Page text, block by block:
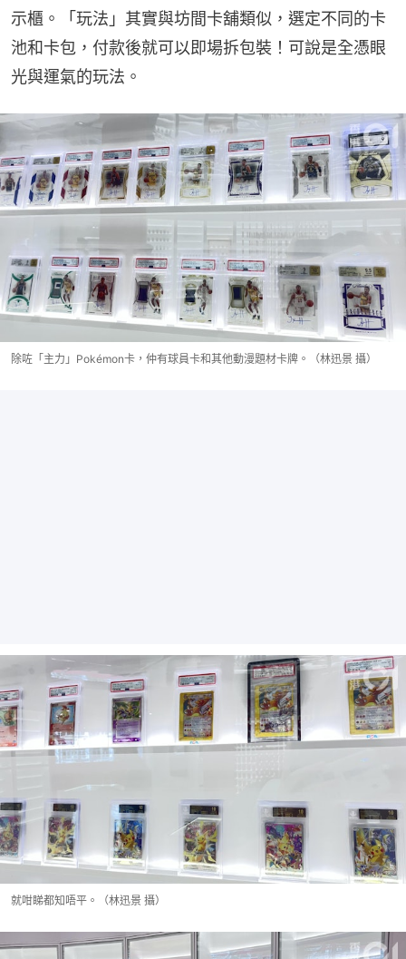
示櫃。「玩法」其實與坊間卡舖類似，選定不同的卡
池和卡包，付款後就可以即場拆包裝！可說是全憑眼
光與運氣的玩法。
除咗「主力」Pokémon卡，仲有球員卡和其他動漫題材卡牌。（林迅景 攝）
就咁睇都知唔平。（林迅景 攝）